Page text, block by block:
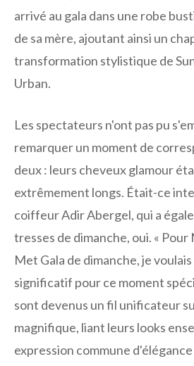
arrivé au gala dans une robe
de sa mère, ajoutant ainsi un
transformation stylistique de
Urban.
Les spectateurs n'ont pas pu
remarquer un moment de
deux : leurs cheveux glamour
extrêmement longs. Était-ce
coiffeur Adir Abergel, qui a
tresses de dimanche, oui. «
Met Gala de dimanche, je
significatif pour ce moment
sont devenus un fil unificateur
magnifique, liant leurs looks
expression commune